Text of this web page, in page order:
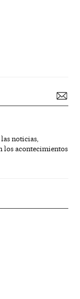
noticias,
los acontecimientos